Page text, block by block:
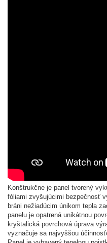
Konštrukčne je panel tvorený
fóliami zvyšujúcimi bezpečnosť
bráni nežiadúcim únikom tepla
panelu je opatrená unikátnou
kryštalická povrchová úprava
vyznačuje sa najvyššou